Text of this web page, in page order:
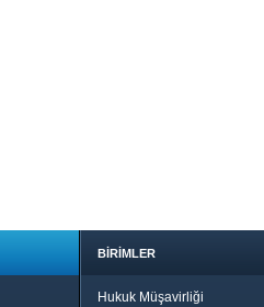
BİRİMLER
Hukuk Müşavirliği